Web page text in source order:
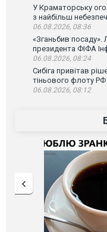
У Краматорську
з найбільш
06.08.2026, 08:36
«Зганьбив посаду».
президента ФІФА
06.08.2026, 08:24
Сибіга привітав
тіньового флоту РФ
06.08.2026, 08:12